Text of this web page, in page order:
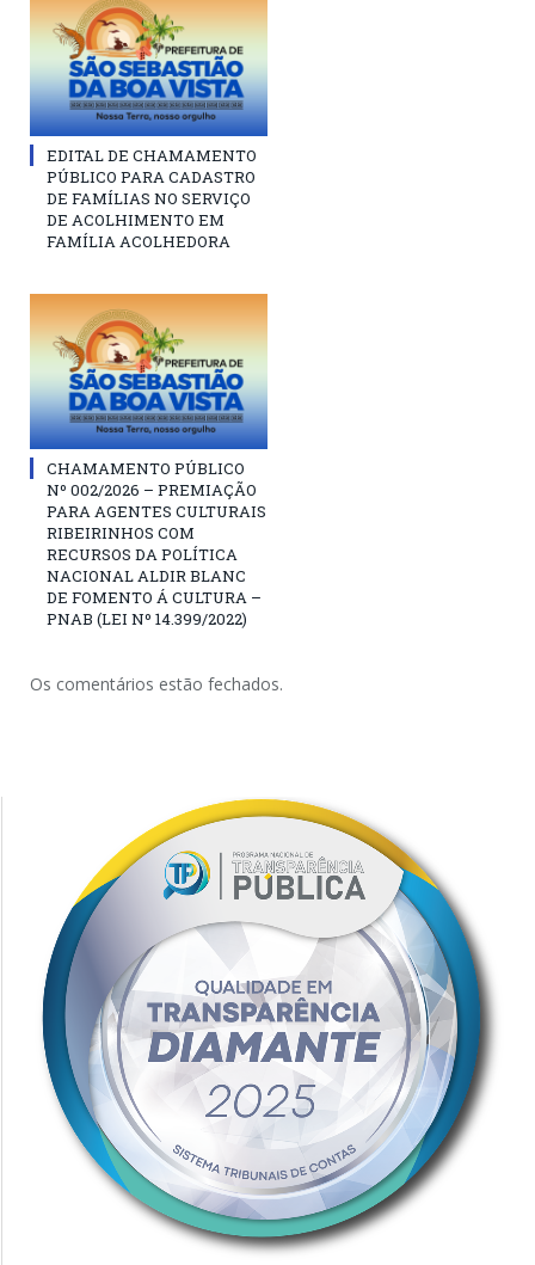
EDITAL DE CHAMAMENTO
PÚBLICO PARA CADASTRO
DE FAMÍLIAS NO SERVIÇO
DE ACOLHIMENTO EM
FAMÍLIA ACOLHEDORA
CHAMAMENTO PÚBLICO
Nº 002/2026 – PREMIAÇÃO
PARA AGENTES CULTURAIS
RIBEIRINHOS COM
RECURSOS DA POLÍTICA
NACIONAL ALDIR BLANC
DE FOMENTO Á CULTURA –
PNAB (LEI Nº 14.399/2022)
Os comentários estão fechados.